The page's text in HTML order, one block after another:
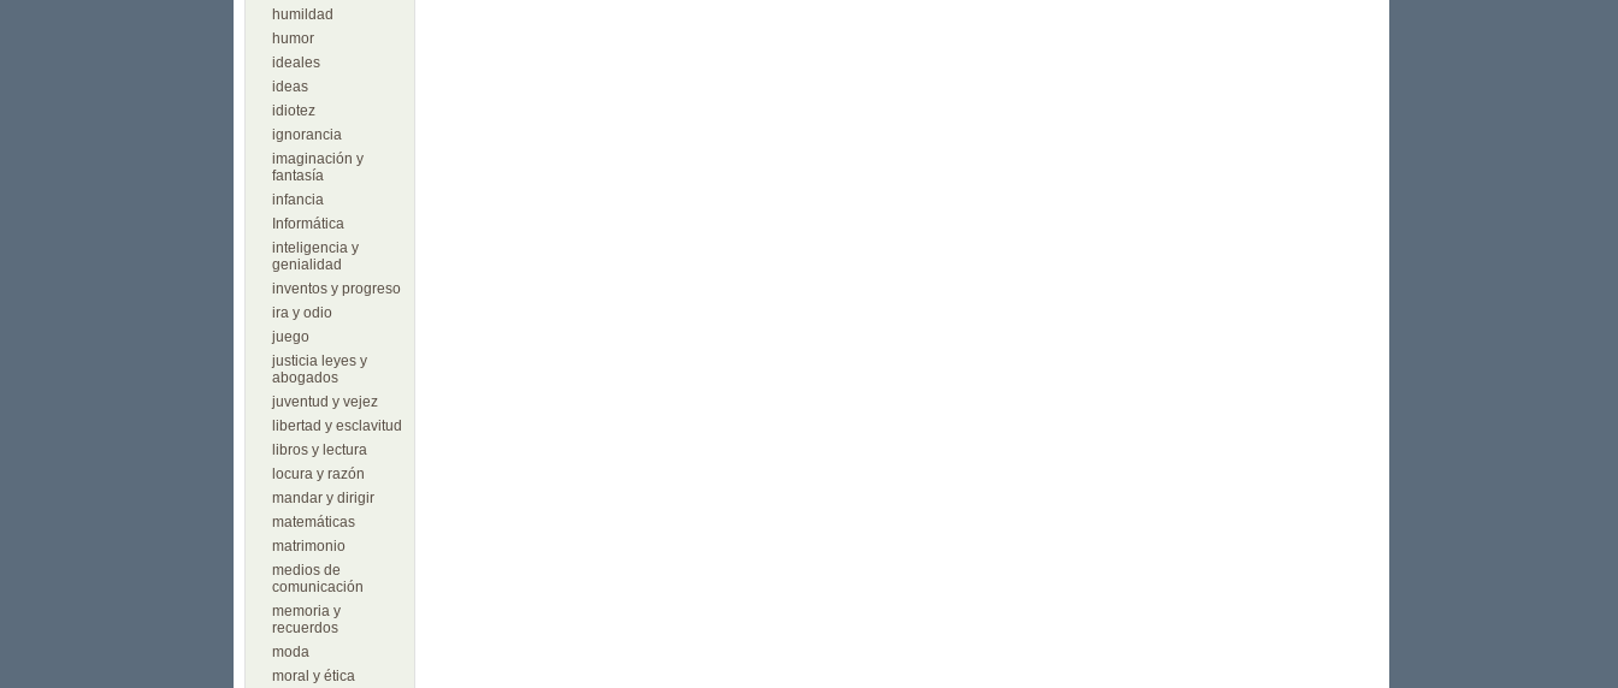
humildad
humor
ideales
ideas
idiotez
ignorancia
imaginación y
fantasía
infancia
Informática
inteligencia y
genialidad
inventos y progreso
ira y odio
juego
justicia leyes y
abogados
juventud y vejez
libertad y esclavitud
libros y lectura
locura y razón
mandar y dirigir
matemáticas
matrimonio
medios de
comunicación
memoria y
recuerdos
moda
moral y ética